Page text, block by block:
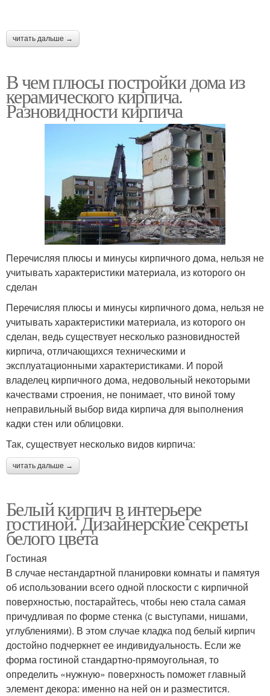
читать дальше →
В чем плюсы постройки дома из
керамического кирпича.
Разновидности кирпича
Перечисляя плюсы и минусы кирпичного дома, нельзя не
учитывать характеристики материала, из которого он
сделан
Перечисляя плюсы и минусы кирпичного дома, нельзя не
учитывать характеристики материала, из которого он
сделан, ведь существует несколько разновидностей
кирпича, отличающихся техническими и
эксплуатационными характеристиками. И порой
владелец кирпичного дома, недовольный некоторыми
качествами строения, не понимает, что виной тому
неправильный выбор вида кирпича для выполнения
кадки стен или облицовки.
Так, существует несколько видов кирпича:
читать дальше →
Белый кирпич в интерьере
гостиной. Дизайнерские секреты
белого цвета
Гостиная
В случае нестандартной планировки комнаты и памятуя
об использовании всего одной плоскости с кирпичной
поверхностью, постарайтесь, чтобы нею стала самая
причудливая по форме стенка (с выступами, нишами,
углублениями). В этом случае кладка под белый кирпич
достойно подчеркнет ее индивидуальность. Если же
форма гостиной стандартно-прямоугольная, то
определить «нужную» поверхность поможет главный
элемент декора: именно на ней он и разместится.